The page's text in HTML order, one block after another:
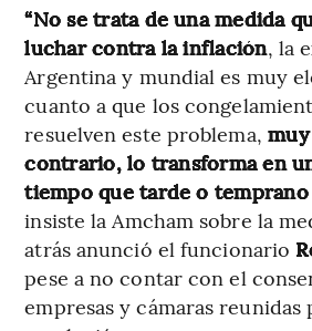
“No se trata de una medida
luchar contra la inflación, la
Argentina y mundial es muy
cuanto a que los
resuelven este problema,
contrario, lo transforma en
tiempo que tarde o temprano
insiste la Amcham sobre la
atrás anunció el funcionario
pese a no contar con el
empresas y cámaras reunidas